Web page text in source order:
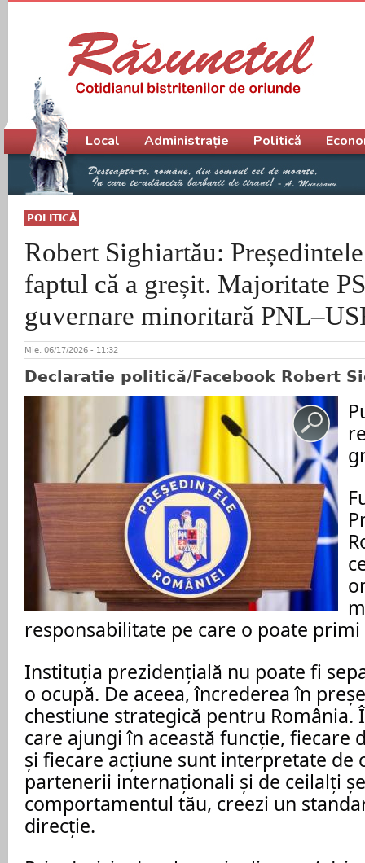
POLITICĂ
Robert Sighiartău:
faptul că a greșit. Majoritate
guvernare minoritarǎ
Mie, 06/17/2026 - 11:32
Declaratie politică/Facebook Robert
responsabilitate pe care o poate
Instituția prezidențială nu poate fi
o ocupă. De aceea, încrederea în
chestiune strategică pentru
care ajungi în această funcție, fiecare
și fiecare acțiune sunt interpretate de
partenerii internaționali și de ceilalți
comportamentul tău, creezi un
direcție.
Meniu principal
Local Administrație Politică